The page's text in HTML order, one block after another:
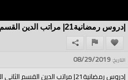
|دروس رمضانية21| مراتب الدين القسم الثاني الإيمان والإحسان
التاريخ:08/29/2019
|دروس رمضانية21| مراتب الدين القسم الثاني الإيمان والإحسان